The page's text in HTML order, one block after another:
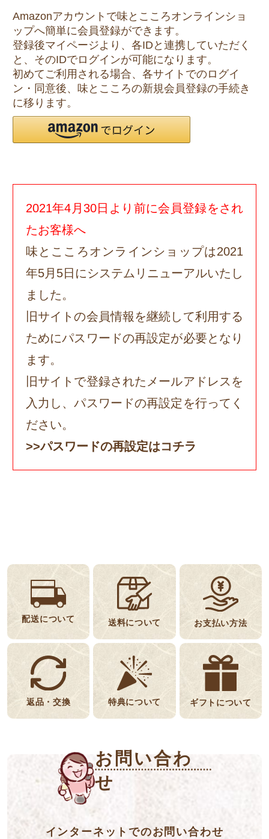
Amazonアカウントで味とこころオンラインショ
ップへ簡単に会員登録ができます。
登録後マイページより、各IDと連携していただく
と、そのIDでログインが可能になります。
初めてご利用される場合、各サイトでのログイ
ン・同意後、味とこころの新規会員登録の手続き
に移ります。
2021年4月30日より前に会員登録をされ
たお客様へ
味とこころオンラインショップは2021
年5月5日にシステムリニューアルいたし
ました。
旧サイトの会員情報を継続して利用する
ためにパスワードの再設定が必要となり
ます。
旧サイトで登録されたメールアドレスを
入力し、パスワードの再設定を行ってく
ださい。
>>パスワードの再設定はコチラ
配送について 送料について お支払い方法
返品・交換 特典について ギフトについて
お問い合わ
せ
インターネットでのお問い合わせ